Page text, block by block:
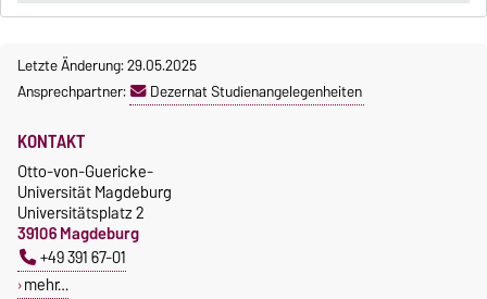
Letzte Änderung: 29.05.2025
Ansprechpartner:
Dezernat Studienangelegenheiten
KONTAKT
Otto-von-Guericke-
Universität Magdeburg
Universitätsplatz 2
39106 Magdeburg
+49 391 67-01
mehr…